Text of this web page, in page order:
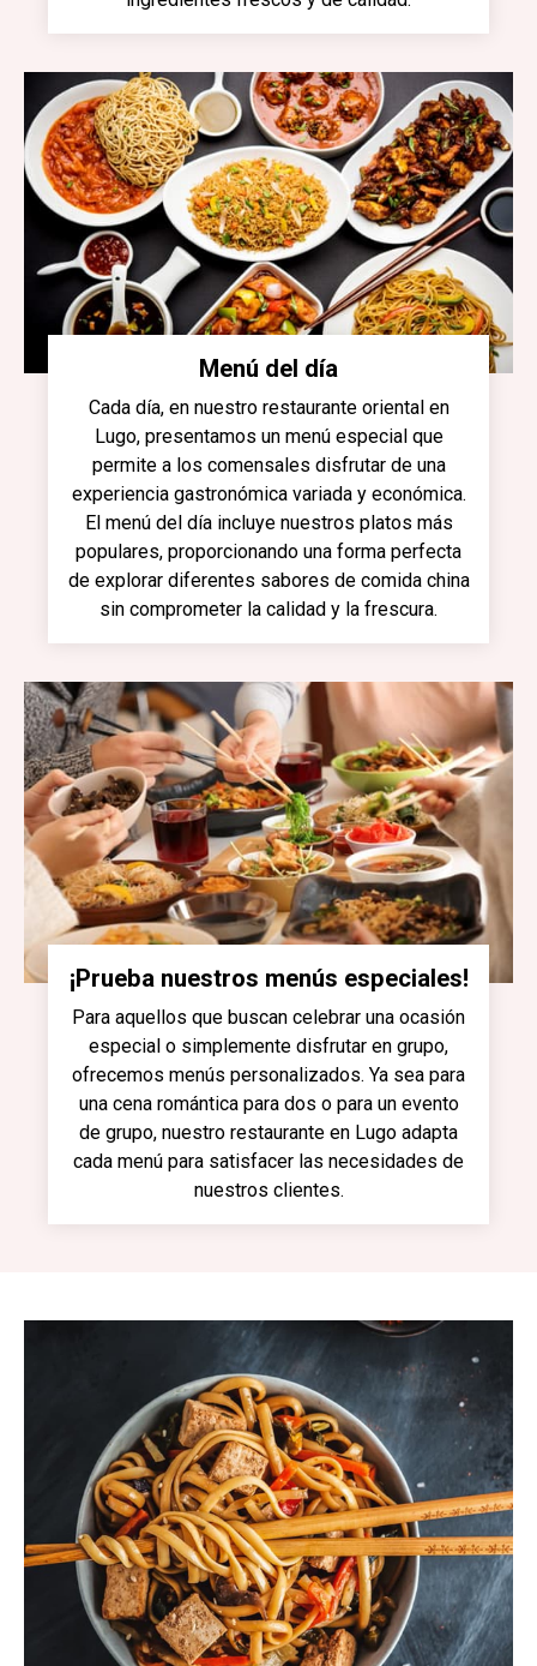
Menú del día
Cada día, en nuestro restaurante oriental en
Lugo, presentamos un menú especial que
permite a los comensales disfrutar de una
experiencia gastronómica variada y económica.
El menú del día incluye nuestros platos más
populares, proporcionando una forma perfecta
de explorar diferentes sabores de comida china
sin comprometer la calidad y la frescura.
¡Prueba nuestros menús especiales!
Para aquellos que buscan celebrar una ocasión
especial o simplemente disfrutar en grupo,
ofrecemos menús personalizados. Ya sea para
una cena romántica para dos o para un evento
de grupo, nuestro restaurante en Lugo adapta
cada menú para satisfacer las necesidades de
nuestros clientes.